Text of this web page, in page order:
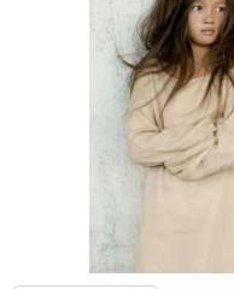
Подбор причесок и
макияжа онлайн